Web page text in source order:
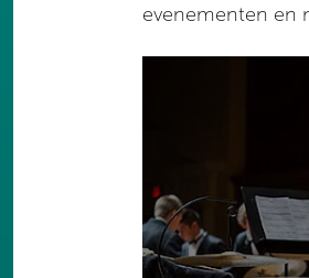
evenementen en